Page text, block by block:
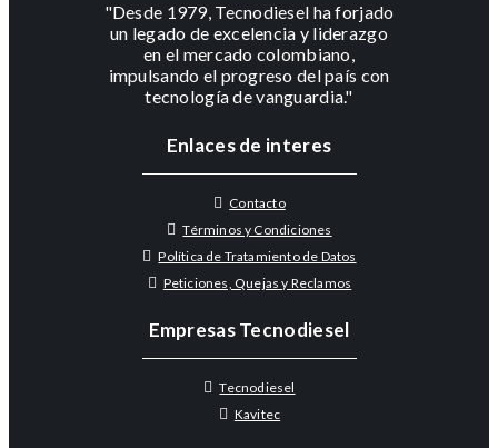
"Desde 1979, Tecnodiesel ha forjado
un legado de excelencia y liderazgo
en el mercado colombiano,
impulsando el progreso del país con
tecnología de vanguardia."
Enlaces de interes
Contacto
Términos y Condiciones
Política de Tratamiento de Datos
Peticiones, Quejas y Reclamos
Empresas Tecnodiesel
Tecnodiesel
Kavitec